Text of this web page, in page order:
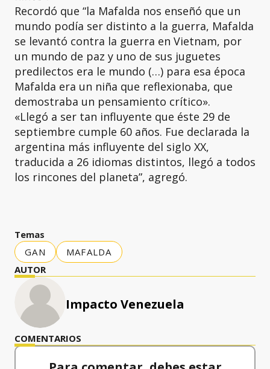
Recordó que “la Mafalda nos enseñó que un
mundo podía ser distinto a la guerra, Mafalda
se levantó contra la guerra en Vietnam, por
un mundo de paz y uno de sus juguetes
predilectos era le mundo (…) para esa época
Mafalda era un niña que reflexionaba, que
demostraba un pensamiento crítico».
«Llegó a ser tan influyente que éste 29 de
septiembre cumple 60 años. Fue declarada la
argentina más influyente del siglo XX,
traducida a 26 idiomas distintos, llegó a todos
los rincones del planeta”, agregó.
Temas
GAN
MAFALDA
AUTOR
Impacto Venezuela
COMENTARIOS